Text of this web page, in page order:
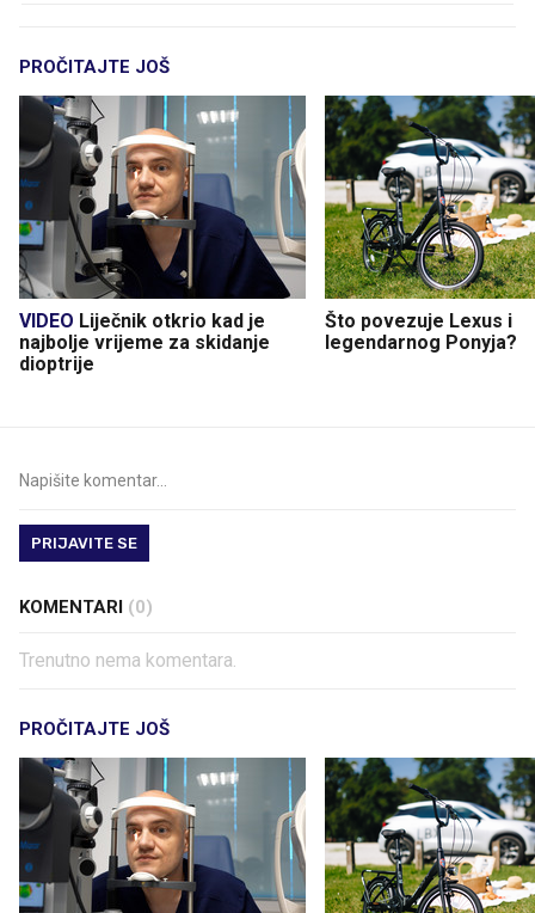
PROČITAJTE JOŠ
VIDEO
najbolje vrijeme za skidanje
dioptrije
Što povezuje Lexus i
legendarnog Ponyja?
PRIJAVITE SE
KOMENTARI (0)
Trenutno nema komentara.
PROČITAJTE JOŠ